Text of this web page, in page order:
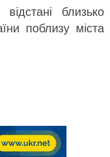
близько
поблизу міста